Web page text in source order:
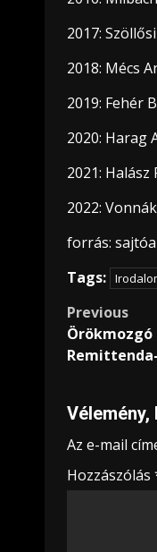
2017:
2018: Mécs
2019: Fehér
2020: Harag
2021: Halász
2022:
forrás:
Tags:
Post
Previous
Az e-mail
Hozzászólás